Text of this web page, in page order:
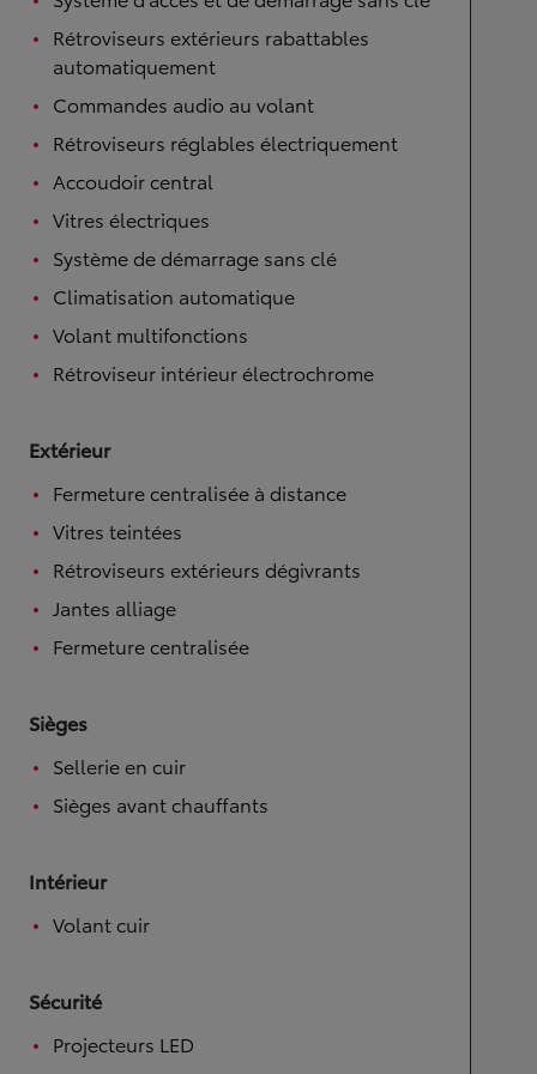
Rétroviseurs extérieurs rabattables
automatiquement
Commandes audio au volant
Rétroviseurs réglables électriquement
Accoudoir central
Vitres électriques
Système de démarrage sans clé
Climatisation automatique
Volant multifonctions
Rétroviseur intérieur électrochrome
Extérieur
Fermeture centralisée à distance
Vitres teintées
Rétroviseurs extérieurs dégivrants
Jantes alliage
Fermeture centralisée
Sièges
Sellerie en cuir
Sièges avant chauffants
Intérieur
Volant cuir
Sécurité
Projecteurs LED